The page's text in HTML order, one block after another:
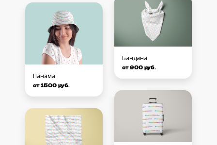
Панама
от 1500 руб.
Бандана
от 900 руб.